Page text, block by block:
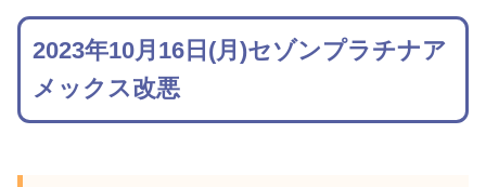
2023年10月16日(月)セゾンプラチナア
メックス改悪